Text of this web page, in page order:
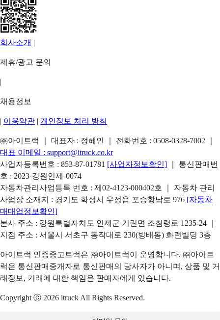
회사소개 |
제휴/광고 문의
|
채용정보
| 이용약관 | 개인정보 처리 방침
㈜아이트럭 ｜ 대표자 : 정혜인 ｜ 전화번호 : 0508-0328-7002
대표 이메일 : support@itruck.co.kr
사업자등록번호 : 853-87-01781 [사업자정보확인]
｜ 통신판매번
호 : 2023-강원인제-0074
자동차관리사업등록 번호 : 제02-4123-000402호 ｜ 자동차 관리
사업장 소재지 : 경기도 화성시 우정읍 포승항남로 976 [자동차
매매업정보확인]
본사 주소 : 강원특별자치도 인제군 기린면 조침령로 1235-24 ｜
지점 주소 : 서울시 서초구 동작대로 230(방배동) 화련빌딩 3층
아이트럭 인증중고트럭은 ㈜아이트럭이 운영합니다. ㈜아이트
럭은 통신판매중개자로 통신판매의 당사자가 아니며, 상품 및 거
래정보, 거래에 대한 책임은 판매자에게 있습니다.
Copyright ⓒ 2026 itruck All Rights Reserved.